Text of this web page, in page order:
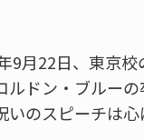
9月22日、東京
ルドン・ブルー
いのスピーチは